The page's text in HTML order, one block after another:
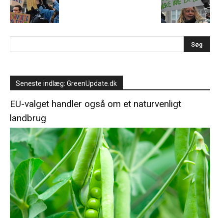
Seneste indlæg: GreenUpdate.dk
EU-valget handler også om et naturvenligt
landbrug